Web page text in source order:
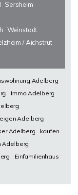
Sersheim
Weinstadt
/ Aichstrut
Adelberg
Immo Adelberg
Adelberg
Adelberg
kaufen
Adelberg
Einfamilienhaus